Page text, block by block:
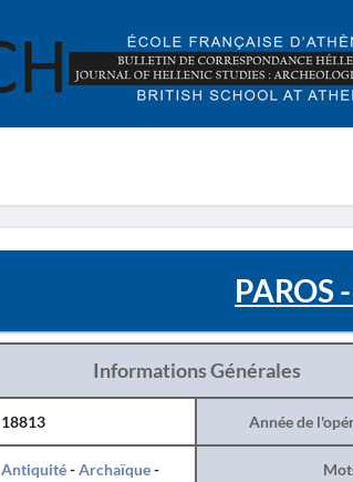
PAROS
Informations Générales
18813 Année de
Antiquité-Archaïque-